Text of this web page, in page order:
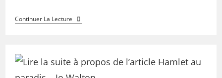
Continuer La Lecture